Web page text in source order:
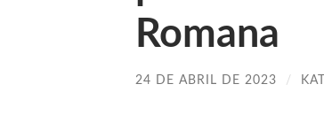
Romana
24 DE ABRIL DE 2023 /